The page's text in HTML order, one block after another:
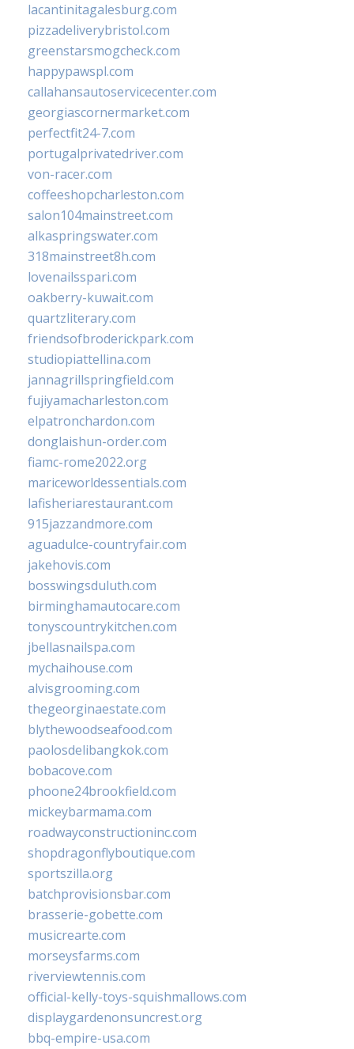
lacantinitagalesburg.com
pizzadeliverybristol.com
greenstarsmogcheck.com
happypawspl.com
callahansautoservicecenter.com
georgiascornermarket.com
perfectfit24-7.com
portugalprivatedriver.com
von-racer.com
coffeeshopcharleston.com
salon104mainstreet.com
alkaspringswater.com
318mainstreet8h.com
lovenailsspari.com
oakberry-kuwait.com
quartzliterary.com
friendsofbroderickpark.com
studiopiattellina.com
jannagrillspringfield.com
fujiyamacharleston.com
elpatronchardon.com
donglaishun-order.com
fiamc-rome2022.org
mariceworldessentials.com
lafisheriarestaurant.com
915jazzandmore.com
aguadulce-countryfair.com
jakehovis.com
bosswingsduluth.com
birminghamautocare.com
tonyscountrykitchen.com
jbellasnailspa.com
mychaihouse.com
alvisgrooming.com
thegeorginaestate.com
blythewoodseafood.com
paolosdelibangkok.com
bobacove.com
phoone24brookfield.com
mickeybarmama.com
roadwayconstructioninc.com
shopdragonflyboutique.com
sportszilla.org
batchprovisionsbar.com
brasserie-gobette.com
musicrearte.com
morseysfarms.com
riverviewtennis.com
official-kelly-toys-squishmallows.com
displaygardenonsuncrest.org
bbq-empire-usa.com